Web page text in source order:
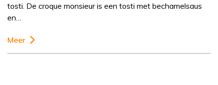
tosti. De croque monsieur is een tosti met bechamelsaus
en…
Meer